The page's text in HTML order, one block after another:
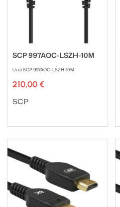
SCP 997AOC-LSZH-10M
Uusi SCP 997AOC-LSZH-10M
210,00 €
Tuotemerkki:
SCP